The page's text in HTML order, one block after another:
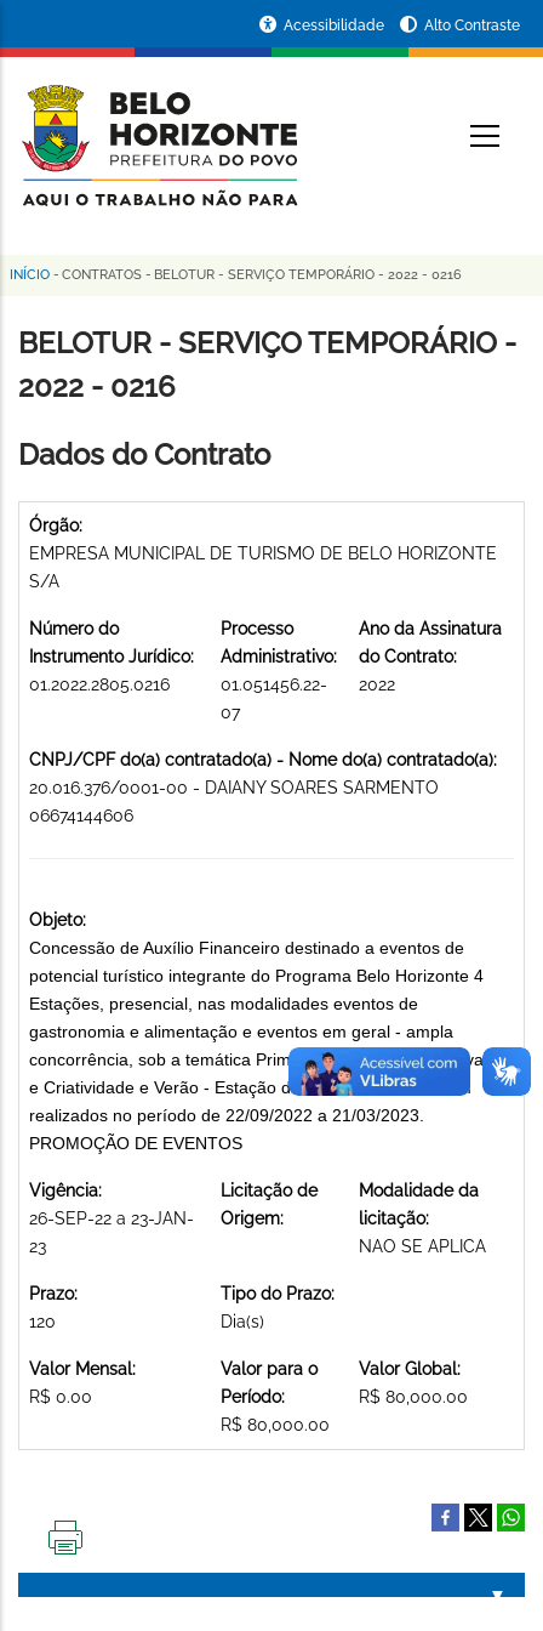
conteúdo
principal
da
Prefeitura
de
Horizonte
Acessibilidade Alto Contraste
Trilha
de
navegação
INÍCIO - CONTRATOS - BELOTUR - SERVIÇO TEMPORÁRIO - 2022 - 0216
BELOTUR - SERVIÇO TEMPORÁRIO -
2022 - 0216
Dados do Contrato
Órgão:
EMPRESA MUNICIPAL DE TURISMO DE BELO HORIZONTE
S/A
Número do
Instrumento Jurídico:
01.2022.2805.0216
Processo
Administrativo:
01.051456.22-
07
Ano da Assinatura
do Contrato:
2022
CNPJ/CPF do(a) contratado(a) - Nome do(a) contratado(a):
20.016.376/0001-00 - DAIANY SOARES SARMENTO
06674144606
Objeto:
Concessão de Auxílio Financeiro destinado a eventos de
potencial turístico integrante do Programa Belo Horizonte 4
Estações, presencial, nas modalidades eventos de
gastronomia e alimentação e eventos em geral - ampla
concorrência, sob a temática Primavera - Estação da Inovação
e Criatividade e Verão - Estação da Arte e Festa, a serem
realizados no período de 22/09/2022 a 21/03/2023.
PROMOÇÃO DE EVENTOS
Vigência:
26-SEP-22 a 23-JAN-
23
Licitação de
Origem:
Modalidade da
licitação:
NAO SE APLICA
Prazo:
120
Tipo do Prazo:
Dia(s)
Valor Mensal:
R$ 0.00
Valor para o
Período:
R$ 80,000.00
Valor Global:
R$ 80,000.00
PÁGINA